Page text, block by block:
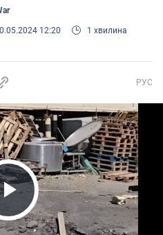
12:20
1 хвилина
РУС
Video